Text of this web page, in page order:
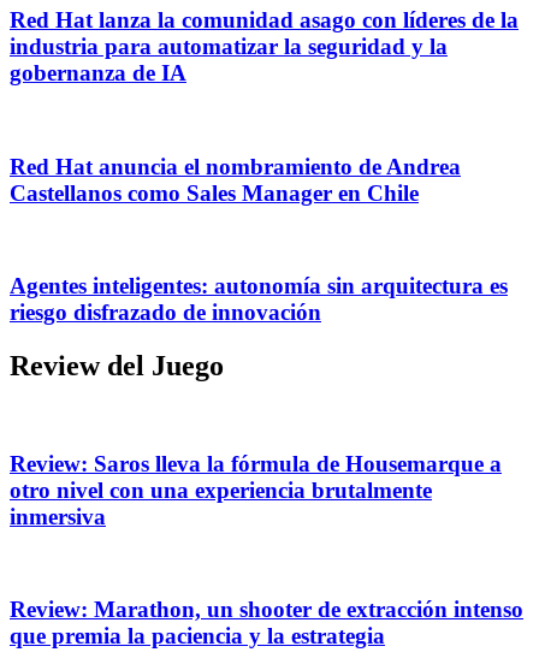
Red Hat lanza la comunidad asago con líderes de la
industria para automatizar la seguridad y la
gobernanza de IA
Red Hat anuncia el nombramiento de Andrea
Castellanos como Sales Manager en Chile
Agentes inteligentes: autonomía sin arquitectura es
riesgo disfrazado de innovación
Review del Juego
Review: Saros lleva la fórmula de Housemarque a
otro nivel con una experiencia brutalmente
inmersiva
Review: Marathon, un shooter de extracción intenso
que premia la paciencia y la estrategia